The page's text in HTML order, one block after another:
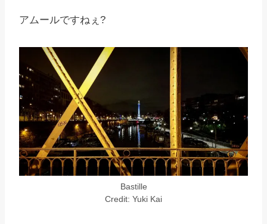
アムールですねぇ?
Bastille
Credit: Yuki Kai